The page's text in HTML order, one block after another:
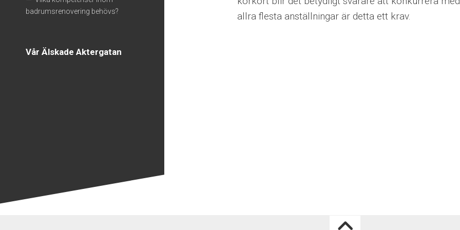
allra flesta anställningar är detta ett krav.
badrumsrenovering behövs?
Vår Älskade Aktergatan